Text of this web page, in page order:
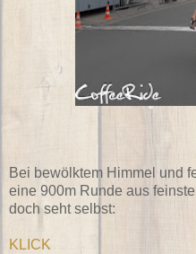
Bei bewölktem Himmel und
eine 900m Runde aus
doch seht selbst:
KLICK